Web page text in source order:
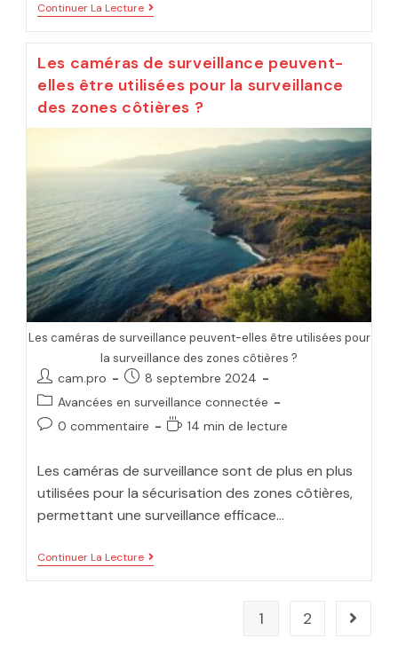
Continuer La Lecture
Les caméras de surveillance peuvent-
elles être utilisées pour la surveillance
des zones côtières ?
Les caméras de surveillance peuvent-elles être utilisées pour
la surveillance des zones côtières ?
cam.pro
8 septembre 2024
Avancées en surveillance connectée
0 commentaire
14 min de lecture
Les caméras de surveillance sont de plus en plus
utilisées pour la sécurisation des zones côtières,
permettant une surveillance efficace…
Continuer La Lecture
1 2